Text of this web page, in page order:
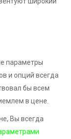
параметры
и опций всегда
бы всем
в цене.
Вы всегда